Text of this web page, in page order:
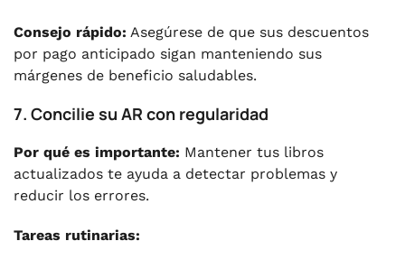
Consejo rápido: Asegúrese de que sus descuentos
por pago anticipado sigan manteniendo sus
márgenes de beneficio saludables.
7. Concilie su AR con regularidad
Por qué es importante: Mantener tus libros
actualizados te ayuda a detectar problemas y
reducir los errores.
Tareas rutinarias: